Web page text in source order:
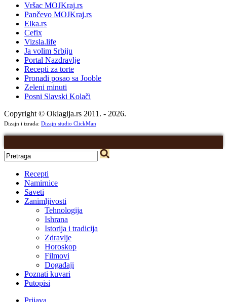
Vršac MOJKraj.rs
Pančevo MOJKraj.rs
Elka.rs
Cefix
Vizsla.life
Ja volim Srbiju
Portal Nazdravlje
Recepti za torte
Pronađi posao sa Jooble
Zeleni minuti
Posni Slavski Kolači
Copyright © Oklagija.rs 2011. - 2026.
Dizajn i izrada: Dizajn studio ClickMan
Recepti
Namirnice
Saveti
Zanimljivosti
Tehnologija
Ishrana
Istorija i tradicija
Zdravlje
Horoskop
Filmovi
Događaji
Poznati kuvari
Putopisi
Prijava